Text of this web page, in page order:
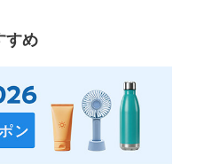
すめ